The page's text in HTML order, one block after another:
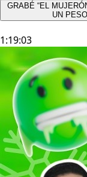
GRABÉ “EL
UN
1:19:03